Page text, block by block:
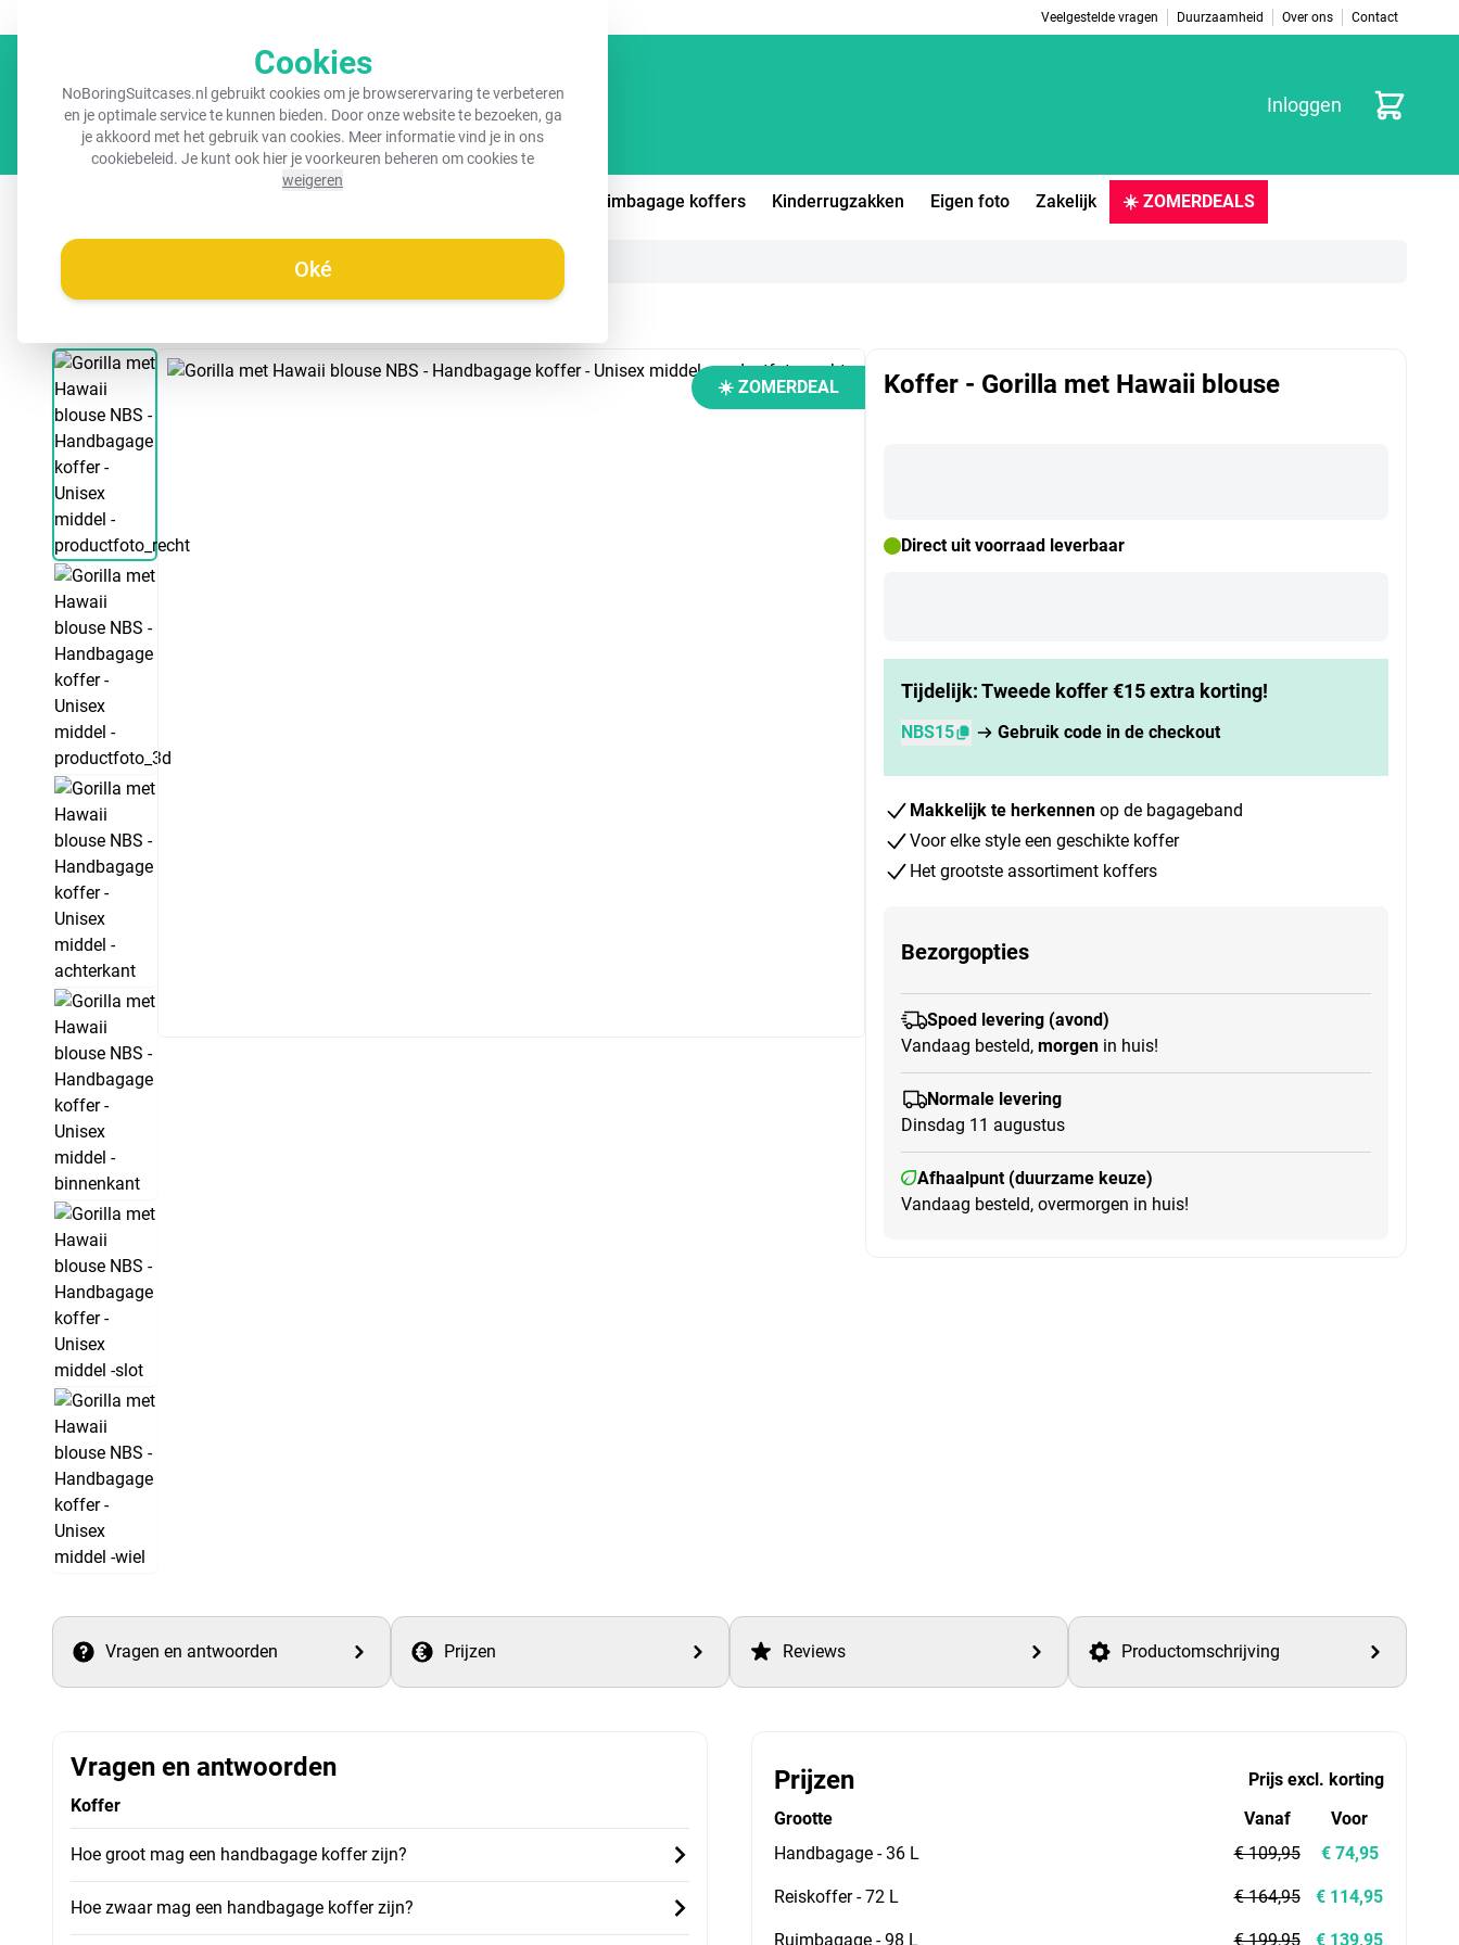
Cookies
NoBoringSuitcases.nl gebruikt cookies om je browserervaring te verbeteren
en je optimale service te kunnen bieden. Door onze website te bezoeken, ga
je akkoord met het gebruik van cookies. Meer informatie vind je in ons
cookiebeleid. Je kunt ook hier je voorkeuren beheren om cookies te
weigeren
Oké
Veelgestelde vragen Duurzaamheid Over ons Contact
Inloggen
Ruimbagage koffers Kinderrugzakken Eigen foto Zakelijk ☀️ ZOMERDEALS
☀️ ZOMERDEAL Koffer - Gorilla met Hawaii blouse
Direct uit voorraad leverbaar
Tijdelijk: Tweede koffer €15 extra korting!
NBS15 Gebruik code in de checkout
Makkelijk te herkennenop de bagageband
Voor elke style een geschikte koffer
Het grootste assortiment koffers
Bezorgopties
Spoed levering (avond)
Vandaag besteld, morgenin huis!
Normale levering
Dinsdag 11 augustus
Afhaalpunt (duurzame keuze)
Vandaag besteld, overmorgen in huis!
Vragen en antwoorden Prijzen Reviews Productomschrijving
Vragen en antwoorden
Koffer
Hoe groot mag een handbagage koffer zijn?
Hoe zwaar mag een handbagage koffer zijn?
Prijzen
Prijs excl. korting
Grootte
Handbagage - 36 L
Reiskoffer - 72 L
Ruimbagage - 98 L
Vanaf
€ 109,95
€ 164,95
€ 199,95
Voor
€ 74,95
€ 114,95
€ 139,95